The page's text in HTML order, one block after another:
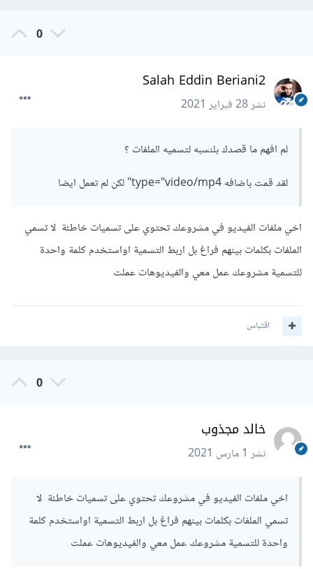
تسمية الملفات يجب ان تكون مترابطة
0
Salah Eddin Beriani2
نشر28 فبراير 2021
لم افهم ما قصدك بلنسبه لتسميه الملفات ؟
لقد قمت باضافه type="video/mp4" لكن لم تعمل ايضا
اخي ملفات الفيديو في مشروعك تحتوي على تسميات خاطئة لا تسمي
الملفات بكلمات بينهم فراغ بل اربط التسمية اواستخدم كلمة واحدة
للتسمية مشروعك عمل معي والفيديوهات عملت
اقتباس
0
خالد مجذوب
نشر1 مارس 2021
اخي ملفات الفيديو في مشروعك تحتوي على تسميات خاطئة لا
تسمي الملفات بكلمات بينهم فراغ بل اربط التسمية اواستخدم كلمة
واحدة للتسمية مشروعك عمل معي والفيديوهات عملت